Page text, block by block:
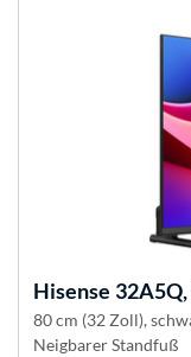
Hisense
80 cm (32 Zoll),
Neigbarer Standfuß